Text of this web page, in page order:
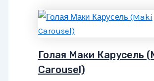
Голая Маки Карусель
Carousel)